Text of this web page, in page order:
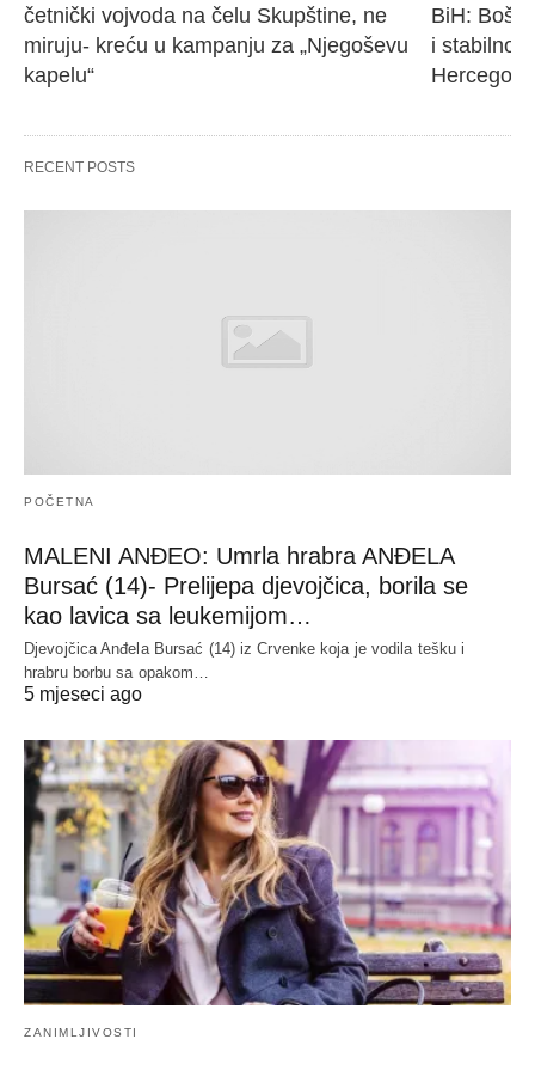
četnički vojvoda na čelu Skupštine, ne
miruju- kreću u kampanju za „Njegoševu
kapelu“
BiH:
i
RECENT POSTS
POČETNA
MALENI ANĐEO: Umrla hrabra ANĐELA
Bursać (14)- Prelijepa djevojčica, borila se
kao lavica sa leukemijom…
Djevojčica Anđela Bursać (14) iz Crvenke koja je vodila tešku i
hrabru borbu sa opakom…
5 mjeseci ago
ZANIMLJIVOSTI